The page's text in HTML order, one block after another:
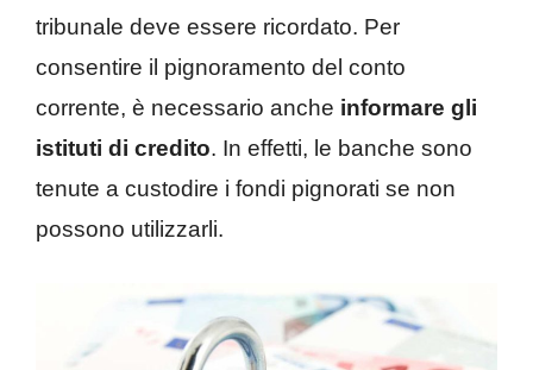
tribunale deve essere ricordato. Per
consentire il pignoramento del conto
corrente, è necessario anche informare gli
istituti di credito. In effetti, le banche sono
tenute a custodire i fondi pignorati se non
possono utilizzarli.